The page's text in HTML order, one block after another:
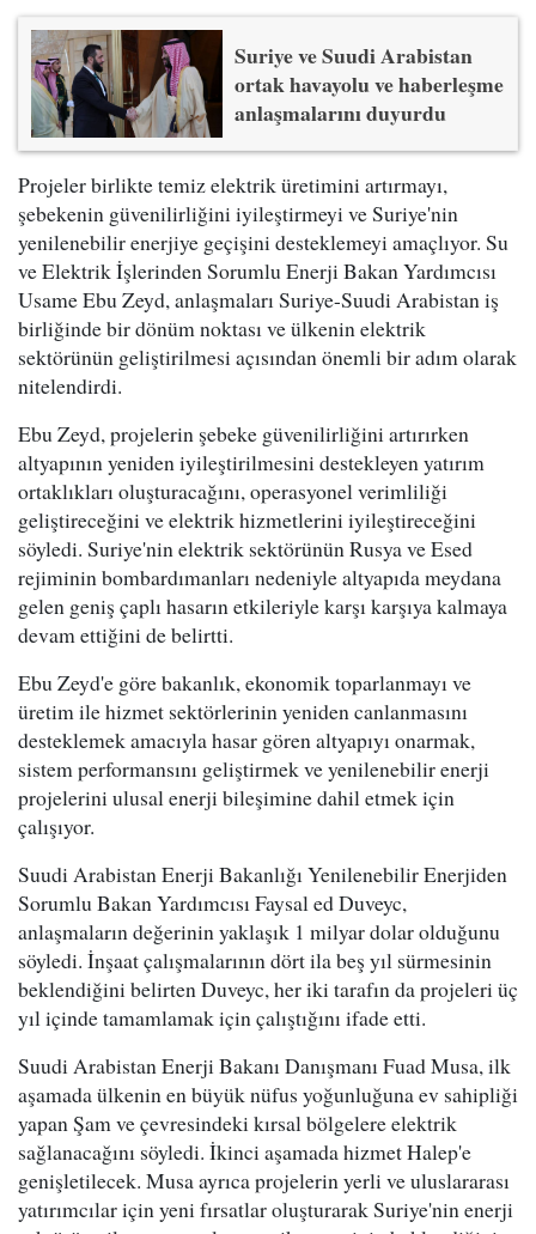
Suriye ve Suudi Arabistan
ortak havayolu ve haberleşme
anlaşmalarını duyurdu
Projeler birlikte temiz elektrik üretimini artırmayı,
şebekenin güvenilirliğini iyileştirmeyi ve Suriye'nin
yenilenebilir enerjiye geçişini desteklemeyi amaçlıyor. Su
ve Elektrik İşlerinden Sorumlu Enerji Bakan Yardımcısı
Usame Ebu Zeyd, anlaşmaları Suriye-Suudi Arabistan iş
birliğinde bir dönüm noktası ve ülkenin elektrik
sektörünün geliştirilmesi açısından önemli bir adım olarak
nitelendirdi.
Ebu Zeyd, projelerin şebeke güvenilirliğini artırırken
altyapının yeniden iyileştirilmesini destekleyen yatırım
ortaklıkları oluşturacağını, operasyonel verimliliği
geliştireceğini ve elektrik hizmetlerini iyileştireceğini
söyledi. Suriye'nin elektrik sektörünün Rusya ve Esed
rejiminin bombardımanları nedeniyle altyapıda meydana
gelen geniş çaplı hasarın etkileriyle karşı karşıya kalmaya
devam ettiğini de belirtti.
Ebu Zeyd'e göre bakanlık, ekonomik toparlanmayı ve
üretim ile hizmet sektörlerinin yeniden canlanmasını
desteklemek amacıyla hasar gören altyapıyı onarmak,
sistem performansını geliştirmek ve yenilenebilir enerji
projelerini ulusal enerji bileşimine dahil etmek için
çalışıyor.
Suudi Arabistan Enerji Bakanlığı Yenilenebilir Enerjiden
Sorumlu Bakan Yardımcısı Faysal ed Duveyc,
anlaşmaların değerinin yaklaşık 1 milyar dolar olduğunu
söyledi. İnşaat çalışmalarının dört ila beş yıl sürmesinin
beklendiğini belirten Duveyc, her iki tarafın da projeleri üç
yıl içinde tamamlamak için çalıştığını ifade etti.
Suudi Arabistan Enerji Bakanı Danışmanı Fuad Musa, ilk
aşamada ülkenin en büyük nüfus yoğunluğuna ev sahipliği
yapan Şam ve çevresindeki kırsal bölgelere elektrik
sağlanacağını söyledi. İkinci aşamada hizmet Halep'e
genişletilecek. Musa ayrıca projelerin yerli ve uluslararası
yatırımcılar için yeni fırsatlar oluşturarak Suriye'nin enerji